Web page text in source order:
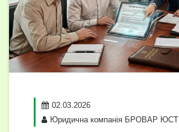
02.03.2026
Юридична компанія БРОВАР ЮСТ